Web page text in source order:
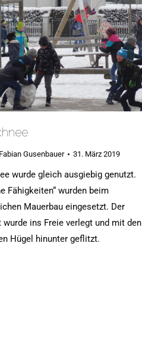
Fabian Gusenbauer 31. März 2019
wurde gleich ausgiebig genutzt.
Fähigkeiten“ wurden beim
Mauerbau eingesetzt. Der
wurde ins Freie verlegt und mit den
Hügel hinunter geflitzt.